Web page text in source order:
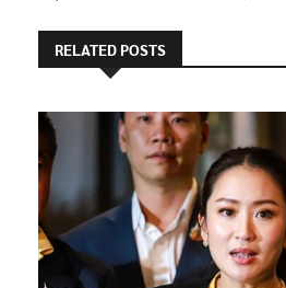
RELATED POSTS